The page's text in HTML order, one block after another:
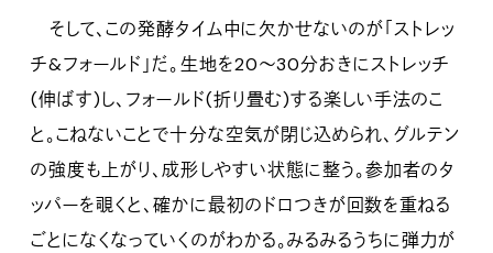
そして、この発酵タイム中に欠かせないのが「ストレッ
チ&フォールド」だ。生地を20〜30分おきにストレッチ
(伸ばす)し、フォールド(折り畳む)する楽しい手法のこ
と。こねないことで十分な空気が閉じ込められ、グルテン
の強度も上がり、成形しやすい状態に整う。参加者のタ
ッパーを覗くと、確かに最初のドロつきが回数を重ねる
ごとになくなっていくのがわかる。みるみるうちに弾力が